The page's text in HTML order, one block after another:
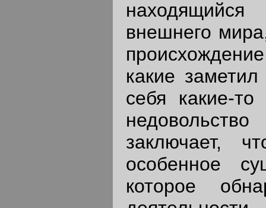
внешнего
какие
себя какие-
заключает,
особенное
которое